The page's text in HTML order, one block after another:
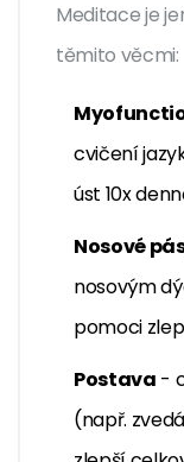
Meditace je
těmito věcmi:
cvičení
úst 10x
Nosové
nosovým
pomoci
Postava -
(např.